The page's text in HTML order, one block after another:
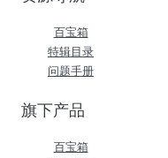
百宝箱
特辑目录
问题手册
旗下产品
百宝箱